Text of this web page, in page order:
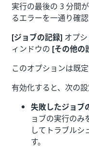
実行の最後の 3 分間
るエラーを一通り確認
[ジョブの記録] オプ
ィンドウの [その他の
このオプションは既
有効化すると、次の設
失敗したジョブ
ョブの実行のみ
してトラブルシ
す。